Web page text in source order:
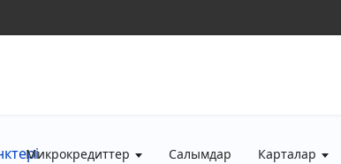
Микрокредиттер Салымдар Карталар